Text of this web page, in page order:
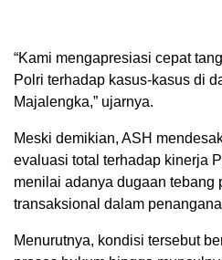
“Kami mengapresiasi cepat
Polri terhadap kasus-kasus di
Majalengka,” ujarnya.
Meski demikian, ASH
evaluasi total terhadap kinerja
menilai adanya dugaan tebang
transaksional dalam
Menurutnya, kondisi tersebut